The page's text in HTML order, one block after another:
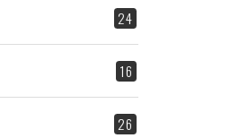
24
16
26